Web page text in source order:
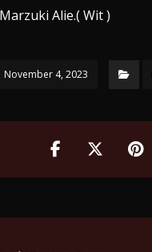
Alie.( Wit )
November 4, 2023